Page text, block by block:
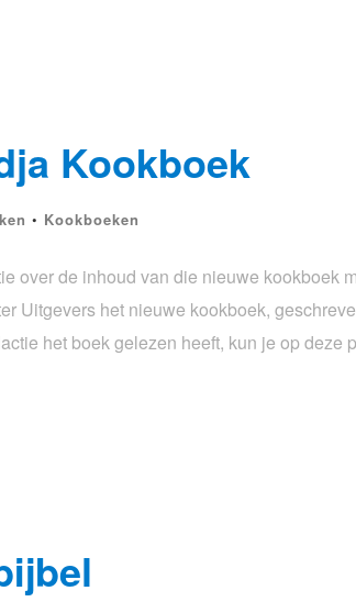
Kookboek
• Kookboeken
over de inhoud van die nieuwe kookboek
Uitgevers het nieuwe kookboek,
het boek gelezen heeft, kun je op deze